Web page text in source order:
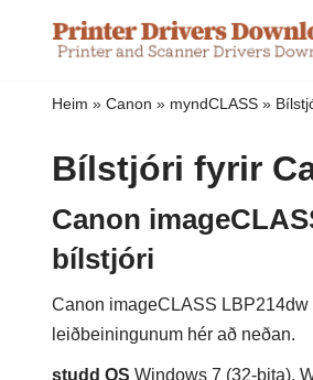
Sleppa
Heim » Canon » myndCLASS »
Bílstjóri fyrir
Canon
bílstjóri
Canon imageCLASS
leiðbeiningunum hér að neðan.
studd OS Windows 7 (32-bita),